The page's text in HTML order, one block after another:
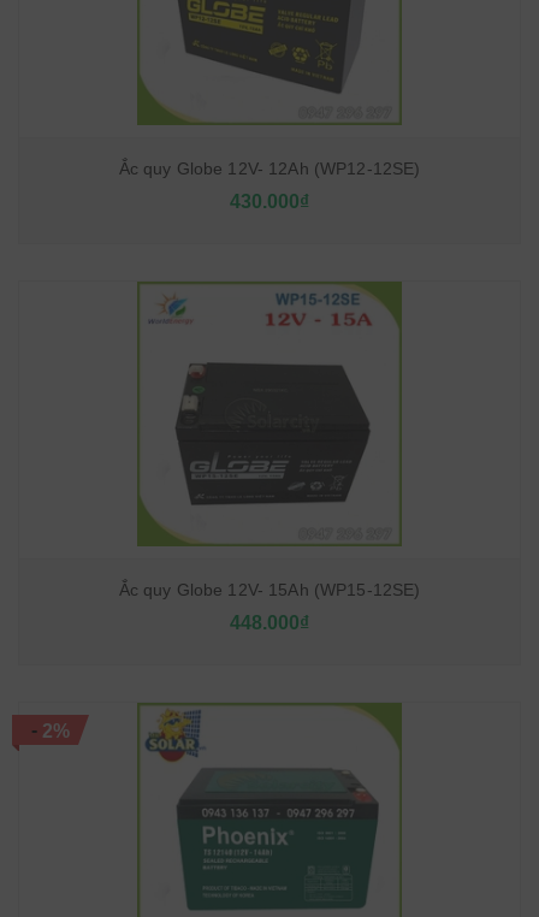
Ắc quy Globe 12V- 12Ah (WP12-12SE)
430.000₫
Ắc quy Globe 12V- 15Ah (WP15-12SE)
448.000₫
- 2%